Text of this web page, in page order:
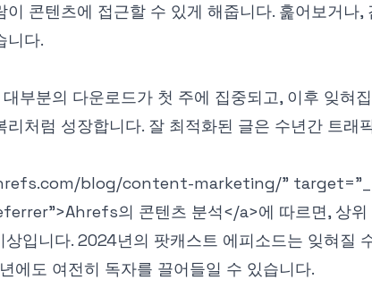
이 콘텐츠에 접근할 수 있게 해줍니다. 훑어보거나,
니다.
부분의 다운로드가 첫 주에 집중되고, 이후 잊혀
리처럼 성장합니다. 잘 최적화된 글은 수년간 트래
blog/content-marketing/"
Ahrefs의 콘텐츠 분석</a>에 따르면, 상
입니다. 2024년의 팟캐스트 에피소드는 잊혀질
에도 여전히 독자를 끌어들일 수 있습니다.